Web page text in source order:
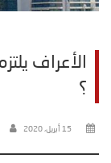
الأعراف
؟
15 أبريل، 2020